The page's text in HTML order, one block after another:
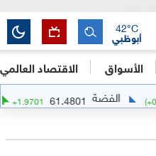
الأسواق الاقتصاد العالمي
أبوظبي
42°C
61.4801
+ 1.9701
(+3.31%)